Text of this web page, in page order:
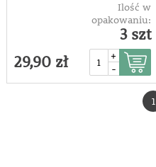
Ilość w
opakowaniu:
3 szt
29,90 zł
+
-
1